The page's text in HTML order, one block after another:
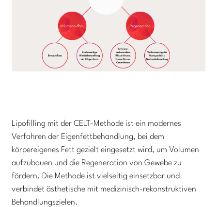
Lipofilling mit der CELT-Methode ist ein modernes
Verfahren der Eigenfettbehandlung, bei dem
körpereigenes Fett gezielt eingesetzt wird, um Volumen
aufzubauen und die Regeneration von Gewebe zu
fördern. Die Methode ist vielseitig einsetzbar und
verbindet ästhetische mit medizinisch-rekonstruktiven
Behandlungszielen.